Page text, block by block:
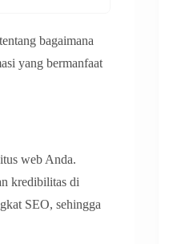
bagaimana
yang bermanfaat
web Anda.
kredibilitas di
SEO, sehingga